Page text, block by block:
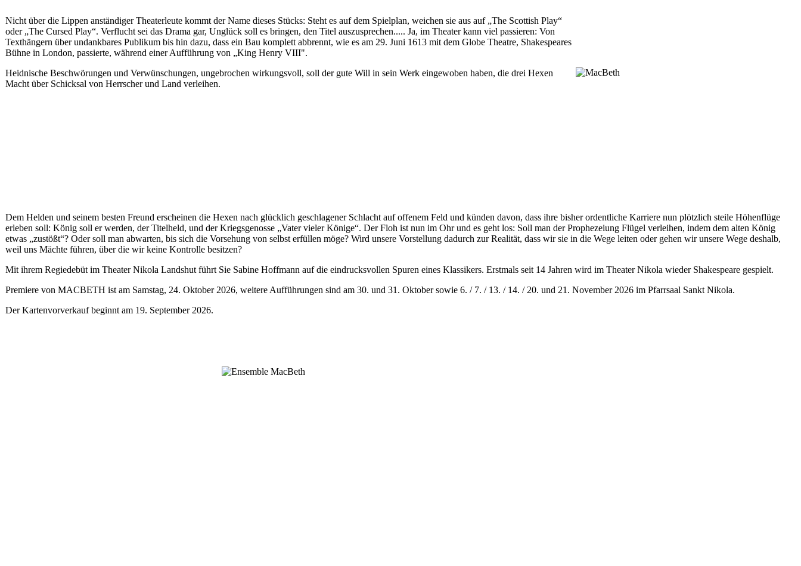
Nicht über die Lippen anständiger Theaterleute kommt der Name dieses Stücks: Steht es auf dem Spielplan, weichen sie aus auf „The Scottish Play“
oder „The Cursed Play“. Verflucht sei das Drama gar, Unglück soll es bringen, den Titel auszusprechen..... Ja, im Theater kann viel passieren: Von
Texthängern über undankbares Publikum bis hin dazu, dass ein Bau komplett abbrennt, wie es am 29. Juni 1613 mit dem Globe Theatre, Shakespeares
Bühne in London, passierte, während einer Aufführung von „King Henry VIII".
Heidnische Beschwörungen und Verwünschungen, ungebrochen wirkungsvoll, soll der gute Will in sein Werk eingewoben haben, die drei Hexen
Macht über Schicksal von Herrscher und Land verleihen.
Dem Helden und seinem besten Freund erscheinen die Hexen nach glücklich geschlagener Schlacht auf offenem Feld und künden davon, dass ihre bisher ordentliche Karriere nun plötzlich steile Höhenflüge
erleben soll: König soll er werden, der Titelheld, und der Kriegsgenosse „Vater vieler Könige“. Der Floh ist nun im Ohr und es geht los: Soll man der Prophezeiung Flügel verleihen, indem dem alten König
etwas „zustößt“? Oder soll man abwarten, bis sich die Vorsehung von selbst erfüllen möge? Wird unsere Vorstellung dadurch zur Realität, dass wir sie in die Wege leiten oder gehen wir unsere Wege deshalb,
weil uns Mächte führen, über die wir keine Kontrolle besitzen?
Mit ihrem Regiedebüt im Theater Nikola Landshut führt Sie Sabine Hoffmann auf die eindrucksvollen Spuren eines Klassikers. Erstmals seit 14 Jahren wird im Theater Nikola wieder Shakespeare gespielt.
Premiere von MACBETH ist am Samstag, 24. Oktober 2026, weitere Aufführungen sind am 30. und 31. Oktober sowie 6. / 7. / 13. / 14. / 20. und 21. November 2026 im Pfarrsaal Sankt Nikola.
Der Kartenvorverkauf beginnt am 19. September 2026.